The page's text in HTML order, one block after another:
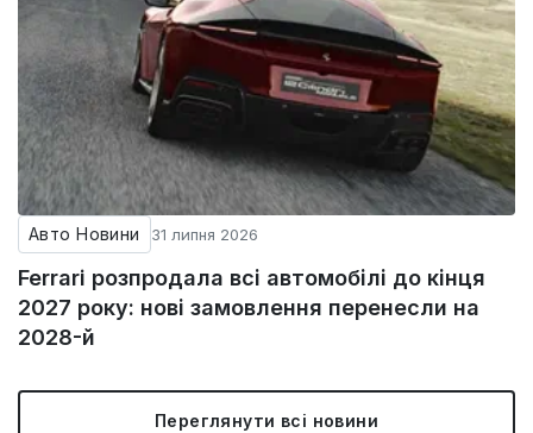
Авто Новини 31 липня 2026
Ferrari розпродала всі автомобілі до кінця
2027 року: нові замовлення перенесли на
2028-й
Переглянути всі новини